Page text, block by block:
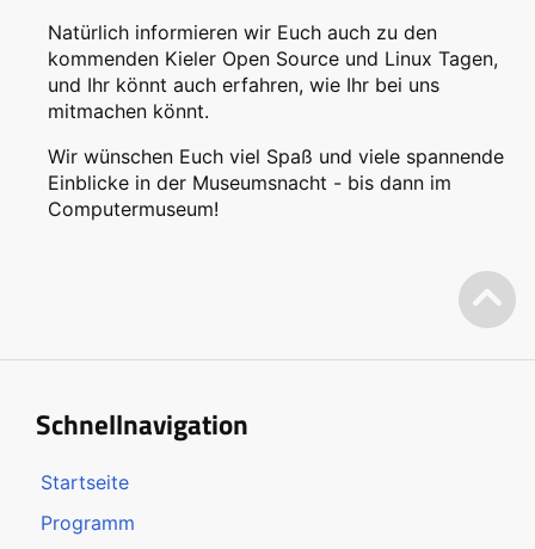
Natürlich informieren wir Euch auch zu den
kommenden Kieler Open Source und Linux Tagen,
und Ihr könnt auch erfahren, wie Ihr bei uns
mitmachen könnt.
Wir wünschen Euch viel Spaß und viele spannende
Einblicke in der Museumsnacht - bis dann im
Computermuseum!
Schnellnavigation
Startseite
Programm